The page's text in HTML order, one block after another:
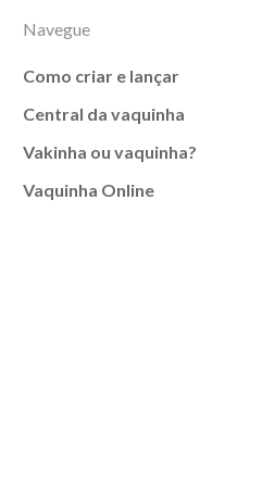
Navegue
Como criar e lançar
Central da vaquinha
Vakinha ou vaquinha?
Vaquinha Online